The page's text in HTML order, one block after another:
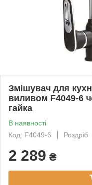
Змішувач для
виливом F4049-6
гайка
В наявності
Код: F4049-6
Роздріб
2 289 ₴